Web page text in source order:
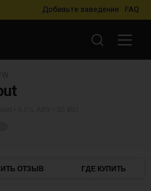
Добавьте заведение FAQ
ОТЗЫВ ГДЕ КУПИТЬ